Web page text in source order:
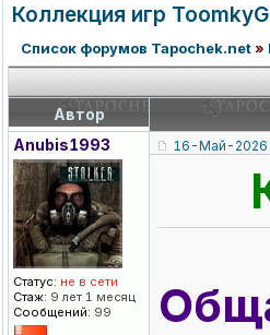
Коллекция игр
Список форумов Tapochek.net»
Автор
Anubis1993
Статус: не в сети
Стаж: 9 лет 1 месяц
Сообщений: 99
16-Май-2026